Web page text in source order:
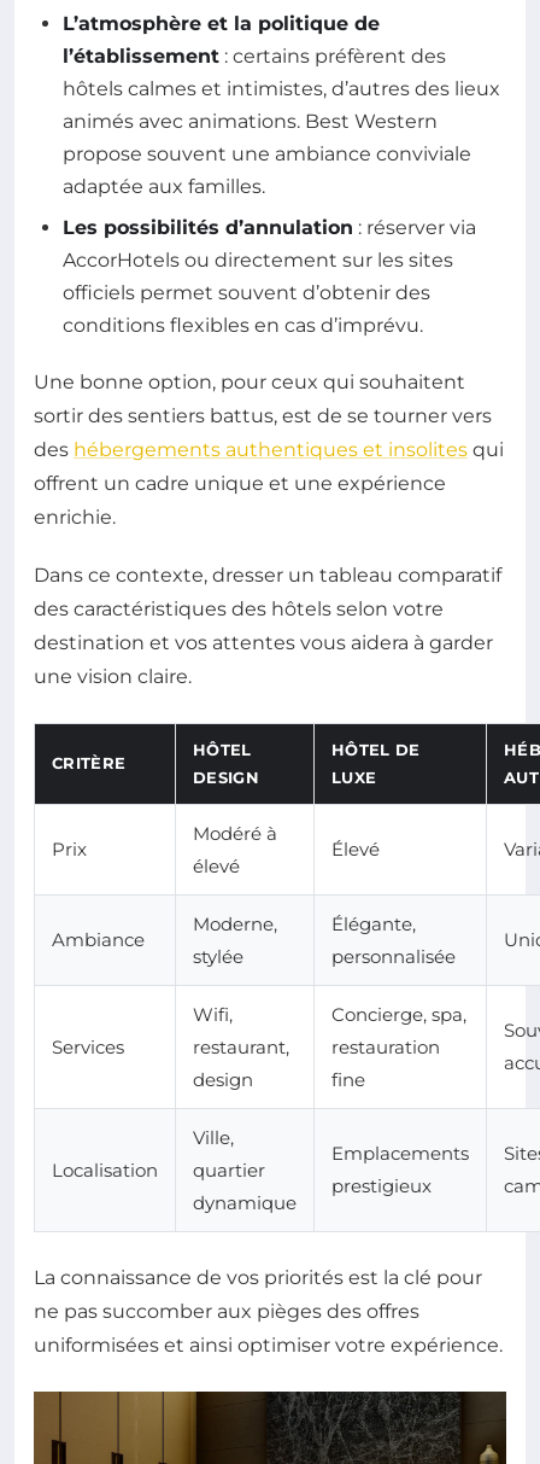
L’atmosphère et la politique de
l’établissement : certains préfèrent des
hôtels calmes et intimistes, d’autres des lieux
animés avec animations. Best Western
propose souvent une ambiance conviviale
adaptée aux familles.
Les possibilités d’annulation : réserver via
AccorHotels ou directement sur les sites
officiels permet souvent d’obtenir des
conditions flexibles en cas d’imprévu.
Une bonne option, pour ceux qui souhaitent
sortir des sentiers battus, est de se tourner vers
des hébergements authentiques et insolites qui
offrent un cadre unique et une expérience
enrichie.
Dans ce contexte, dresser un tableau comparatif
des caractéristiques des hôtels selon votre
destination et vos attentes vous aidera à garder
une vision claire.
CRITÈRE
HÔTEL
DESIGN
HÔTEL DE
LUXE
Prix
Modéré à
élevé
Élevé
Ambiance
Moderne,
stylée
Élégante,
personnalisée
Services
Wifi,
restaurant,
design
Concierge, spa,
restauration
fine
Localisation
Ville,
quartier
dynamique
Emplacements
prestigieux
La connaissance de vos priorités est la clé pour
ne pas succomber aux pièges des offres
uniformisées et ainsi optimiser votre expérience.